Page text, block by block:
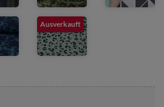
Ausverkauft